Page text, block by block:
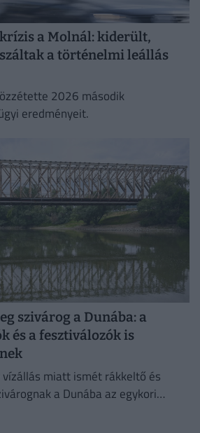
a Molnál: kiderült,
a történelmi leállás
2026 második
eredményeit.
szivárog a Dunába: a
és a fesztiválozók is
miatt ismét rákkeltő és
a Dunába az egykori